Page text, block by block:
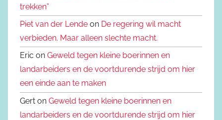
trekken”
Piet van der Lende on De regering wil macht
verbieden. Maar alleen slechte macht.
Eric on Geweld tegen kleine boerinnen en
landarbeiders en de voortdurende strijd om hier
een einde aan te maken
Gert on Geweld tegen kleine boerinnen en
landarbeiders en de voortdurende strijd om hier